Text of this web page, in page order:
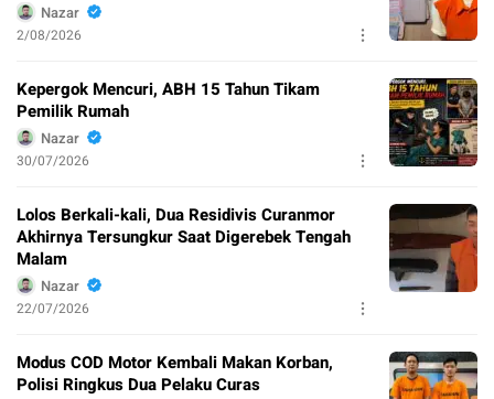
Nazar
2/08/2026
Kepergok Mencuri, ABH 15 Tahun Tikam
Pemilik Rumah
Nazar
30/07/2026
Lolos Berkali-kali, Dua Residivis Curanmor
Akhirnya Tersungkur Saat Digerebek Tengah
Malam
Nazar
22/07/2026
Modus COD Motor Kembali Makan Korban,
Polisi Ringkus Dua Pelaku Curas